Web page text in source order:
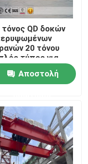
δοκών
τόνος QD δοκών
20 τόνου
τύπος για
χρήσεις
Αποστολή